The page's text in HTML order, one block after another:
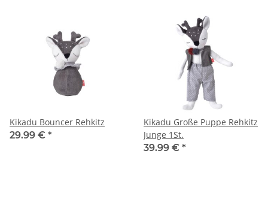
Kikadu Bouncer Rehkitz
29.99 € *
Kikadu Große Puppe Rehkitz
Junge 1St.
39.99 € *